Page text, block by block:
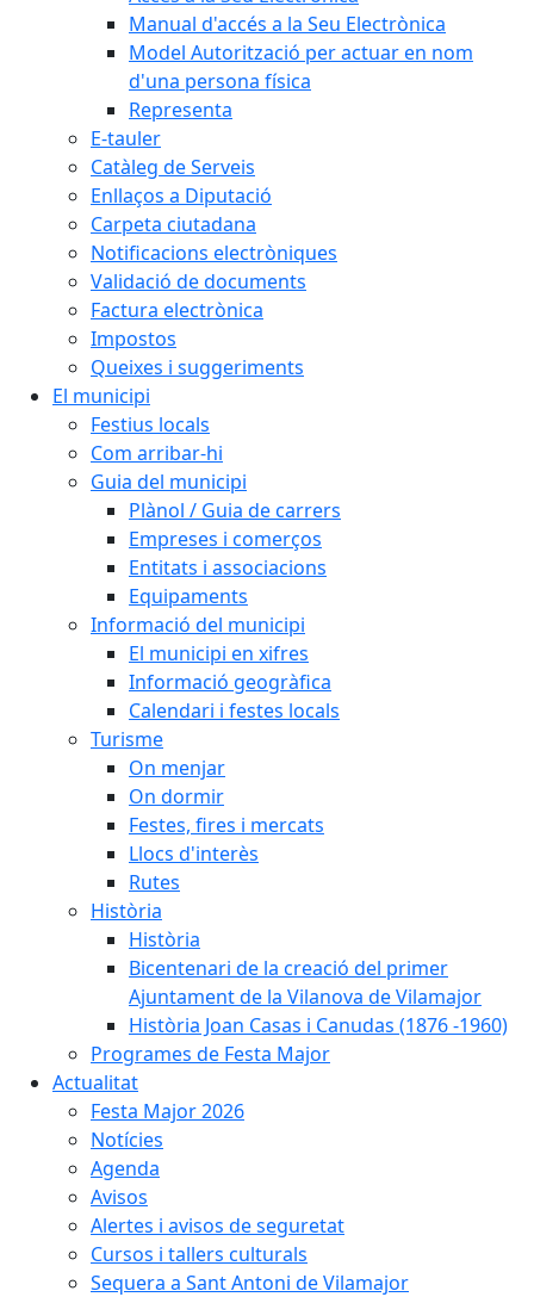
Manual d'accés a la Seu Electrònica
Model Autorització per actuar en nom
d'una persona física
Representa
E-tauler
Catàleg de Serveis
Enllaços a Diputació
Carpeta ciutadana
Notificacions electròniques
Validació de documents
Factura electrònica
Impostos
Queixes i suggeriments
El municipi
Festius locals
Com arribar-hi
Guia del municipi
Plànol / Guia de carrers
Empreses i comerços
Entitats i associacions
Equipaments
Informació del municipi
El municipi en xifres
Informació geogràfica
Calendari i festes locals
Turisme
On menjar
On dormir
Festes, fires i mercats
Llocs d'interès
Rutes
Història
Història
Bicentenari de la creació del primer
Ajuntament de la Vilanova de Vilamajor
Història Joan Casas i Canudas (1876 -1960)
Programes de Festa Major
Actualitat
Festa Major 2026
Notícies
Agenda
Avisos
Alertes i avisos de seguretat
Cursos i tallers culturals
Sequera a Sant Antoni de Vilamajor